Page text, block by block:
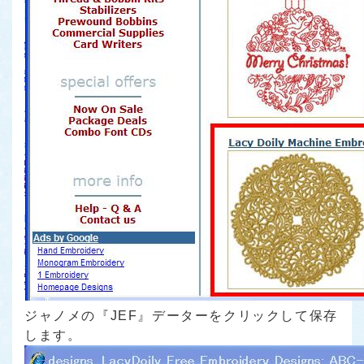
ジャノメの『JEF』データーをクリックして保存
します。